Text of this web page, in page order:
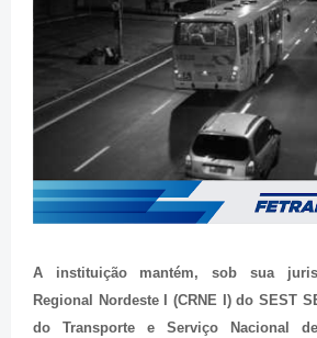
A instituição mantém, sob sua
Regional Nordeste I (CRNE I) do SEST
do Transporte e Serviço Nacional